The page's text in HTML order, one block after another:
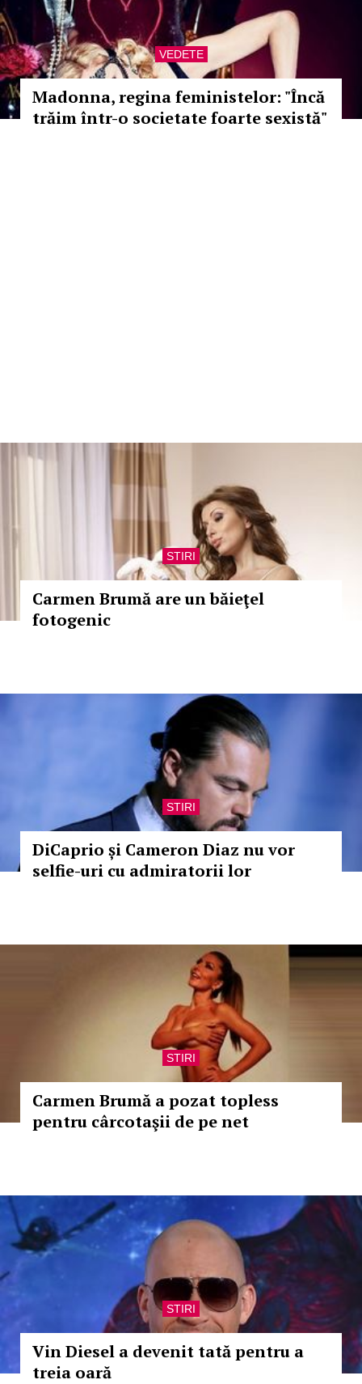
VEDETE
Madonna, regina feministelor: "Încă
trăim într-o societate foarte sexistă"
STIRI
Carmen Brumă are un băieţel
fotogenic
STIRI
DiCaprio și Cameron Diaz nu vor
selfie-uri cu admiratorii lor
STIRI
Carmen Brumă a pozat topless
pentru cârcotaşii de pe net
STIRI
Vin Diesel a devenit tată pentru a
treia oară